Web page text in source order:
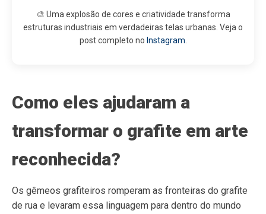
🎨 Uma explosão de cores e criatividade transforma
estruturas industriais em verdadeiras telas urbanas. Veja o
post completo no Instagram
Como eles ajudaram a
transformar o grafite em arte
reconhecida?
Os gêmeos grafiteiros romperam as fronteiras do grafite
de rua e levaram essa linguagem para dentro do mundo